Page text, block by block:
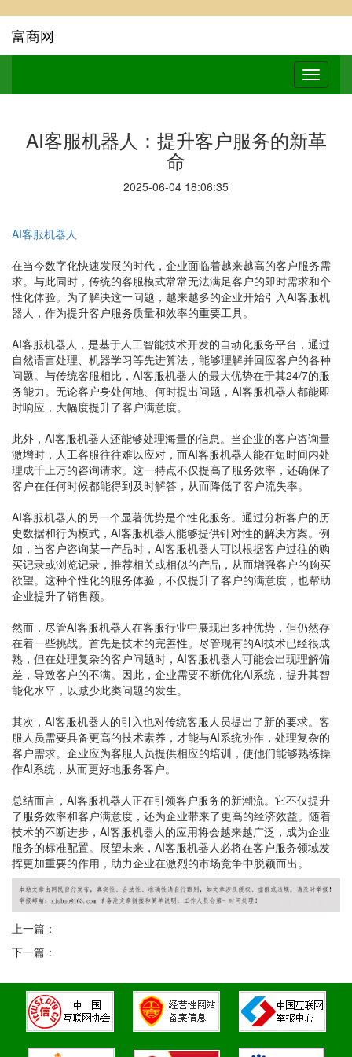
富商网
AI客服机器人：提升客户服务的新革
命
2025-06-04 18:06:35
AI客服机器人
在当今数字化快速发展的时代，企业面临着越来越高的客户服务需
求。与此同时，传统的客服模式常常无法满足客户的即时需求和个
性化体验。为了解决这一问题，越来越多的企业开始引入AI客服机
器人，作为提升客户服务质量和效率的重要工具。
AI客服机器人，是基于人工智能技术开发的自动化服务平台，通过
自然语言处理、机器学习等先进算法，能够理解并回应客户的各种
问题。与传统客服相比，AI客服机器人的最大优势在于其24/7的服
务能力。无论客户身处何地、何时提出问题，AI客服机器人都能即
时响应，大幅度提升了客户满意度。
此外，AI客服机器人还能够处理海量的信息。当企业的客户咨询量
激增时，人工客服往往难以应对，而AI客服机器人能在短时间内处
理成千上万的咨询请求。这一特点不仅提高了服务效率，还确保了
客户在任何时候都能得到及时解答，从而降低了客户流失率。
AI客服机器人的另一个显著优势是个性化服务。通过分析客户的历
史数据和行为模式，AI客服机器人能够提供针对性的解决方案。例
如，当客户咨询某一产品时，AI客服机器人可以根据客户过往的购
买记录或浏览记录，推荐相关或相似的产品，从而增强客户的购买
欲望。这种个性化的服务体验，不仅提升了客户的满意度，也帮助
企业提升了销售额。
然而，尽管AI客服机器人在客服行业中展现出多种优势，但仍然存
在着一些挑战。首先是技术的完善性。尽管现有的AI技术已经很成
熟，但在处理复杂的客户问题时，AI客服机器人可能会出现理解偏
差，导致客户的不满。因此，企业需要不断优化AI系统，提升其智
能化水平，以减少此类问题的发生。
其次，AI客服机器人的引入也对传统客服人员提出了新的要求。客
服人员需要具备更高的技术素养，才能与AI系统协作，处理复杂的
客户需求。企业应为客服人员提供相应的培训，使他们能够熟练操
作AI系统，从而更好地服务客户。
总结而言，AI客服机器人正在引领客户服务的新潮流。它不仅提升
了服务效率和客户满意度，还为企业带来了更高的经济效益。随着
技术的不断进步，AI客服机器人的应用将会越来越广泛，成为企业
服务的标准配置。展望未来，AI客服机器人必将在客户服务领域发
挥更加重要的作用，助力企业在激烈的市场竞争中脱颖而出。
上一篇：
下一篇：